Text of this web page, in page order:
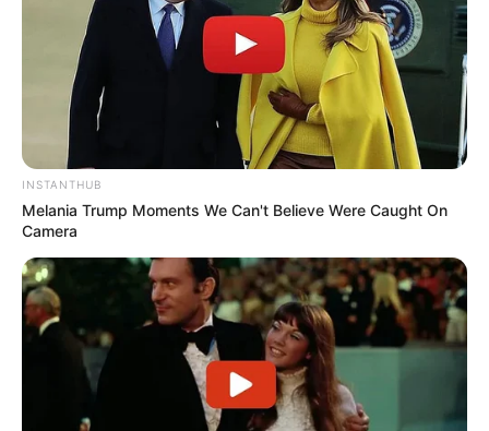
INSTANTHUB
Melania Trump Moments We Can't Believe Were Caught On
Camera